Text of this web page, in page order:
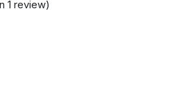
1 review)